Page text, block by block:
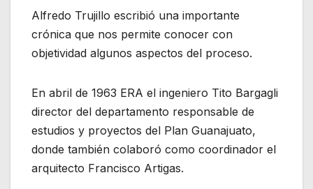
Alfredo Trujillo escribió una importante
crónica que nos permite conocer con
objetividad algunos aspectos del proceso.
En abril de 1963 ERA el ingeniero Tito Bargagli
director del departamento responsable de
estudios y proyectos del Plan Guanajuato,
donde también colaboró como coordinador el
arquitecto Francisco Artigas.